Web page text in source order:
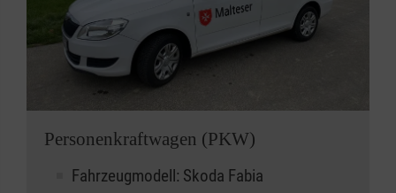
Personenkraftwagen (PKW)
Fahrzeugmodell: Skoda Fabia